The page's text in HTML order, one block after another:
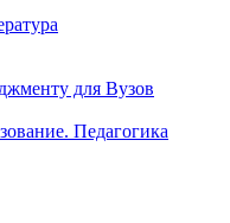
для Вузов
Педагогика